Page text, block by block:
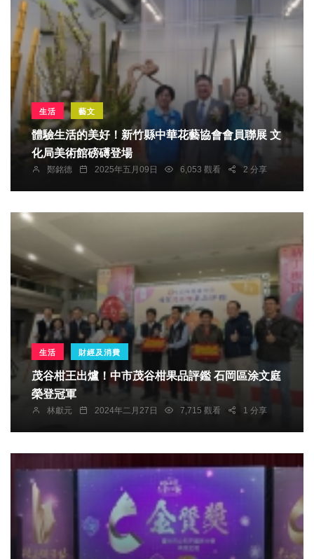
生活 藝文
體驗生活的美好！新竹縣中華花藝協會會員聯展 文
化局美術館磅礡登場
鄭銘德 2025年五月09日 6,053 觀看 2 分享
生活 財經及消費
茂谷柑王出爐！中市茂谷柑果品評鑑 石岡區涂文庭
榮登冠軍
林獻元 2024年二月27日 7,715 觀看 1 分享